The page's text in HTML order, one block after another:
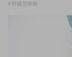
#貯蓄型保険